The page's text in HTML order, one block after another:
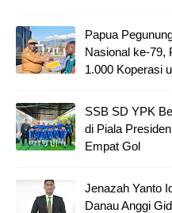
Papua
Nasional ke-79,
1.000 Koperasi
SSB SD YPK
di Piala
Empat Gol
Jenazah Yanto
Danau Anggi